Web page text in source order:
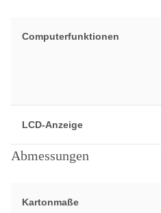
Computerfunktionen
LCD-Anzeige
Abmessungen
Kartonmaße